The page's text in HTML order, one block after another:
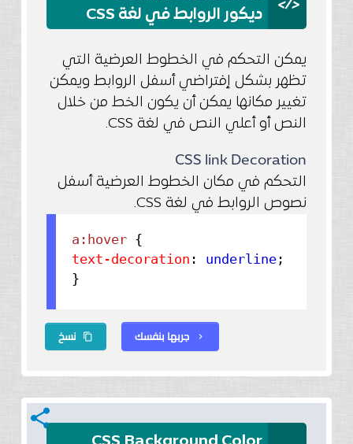
ديكور الروابط في لغة CSS
يمكن التحكم في الخطوط العرضية التي
تظهر بشكل إفتراضي أسفل الروابط ويمكن
تغيير مكانها يمكن أن يكون الخط من خلال
النص أو أعلي النص في لغة CSS.
CSS link Decoration
التحكم في مكان الخطوط العرضية أسفل
نصوص الروابط في لغة CSS.
a:hover {
text-decoration : underline ;
}
نسخ content_copy جربها بنفسك chevron_right
share